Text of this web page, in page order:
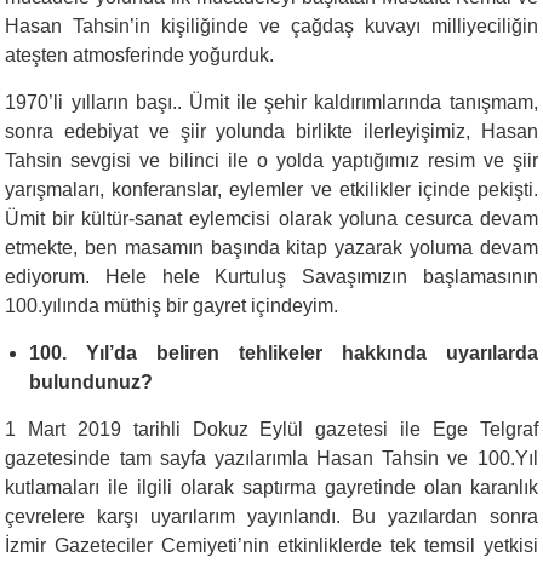
Hasan Tahsin’in kişiliğinde ve çağdaş kuvayı milliyeciliğin
ateşten atmosferinde yoğurduk.
1970’li yılların başı.. Ümit ile şehir kaldırımlarında tanışmam,
sonra edebiyat ve şiir yolunda birlikte ilerleyişimiz, Hasan
Tahsin sevgisi ve bilinci ile o yolda yaptığımız resim ve şiir
yarışmaları, konferanslar, eylemler ve etkilikler içinde pekişti.
Ümit bir kültür-sanat eylemcisi olarak yoluna cesurca devam
etmekte, ben masamın başında kitap yazarak yoluma devam
ediyorum. Hele hele Kurtuluş Savaşımızın başlamasının
100.yılında müthiş bir gayret içindeyim.
100. Yıl’da beliren tehlikeler hakkında uyarılarda
bulundunuz?
1 Mart 2019 tarihli Dokuz Eylül gazetesi ile Ege Telgraf
gazetesinde tam sayfa yazılarımla Hasan Tahsin ve 100.Yıl
kutlamaları ile ilgili olarak saptırma gayretinde olan karanlık
çevrelere karşı uyarılarım yayınlandı. Bu yazılardan sonra
İzmir Gazeteciler Cemiyeti’nin etkinliklerde tek temsil yetkisi